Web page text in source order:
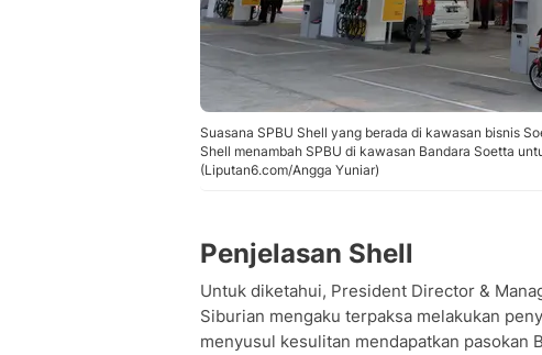
Suasana SPBU Shell yang berada di kawasan bisnis
Shell menambah SPBU di kawasan Bandara Soetta
(Liputan6.com/Angga Yuniar)
Penjelasan Shell
Untuk diketahui, President Director &
Siburian mengaku terpaksa melakukan
menyusul kesulitan mendapatkan pasokan